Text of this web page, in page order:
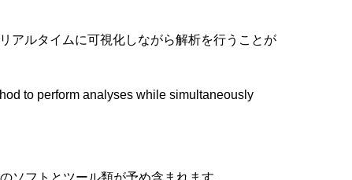
アルタイムに可視化しながら解析を行うことが
to perform analyses while simultaneously